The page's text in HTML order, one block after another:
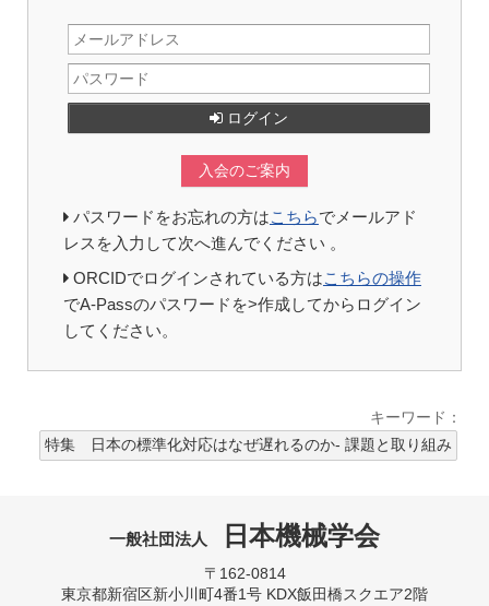
ログイン
入会のご案内
パスワードをお忘れの方はこちらでメールアド
レスを入力して次へ進んでください 。
ORCIDでログインされている方はこちらの操作
でA-Passのパスワードを>作成してからログイン
してください。
キーワード：
特集 日本の標準化対応はなぜ遅れるのか- 課題と取り組み
一般社団法人 日本機械学会
〒162-0814
東京都新宿区新小川町4番1号 KDX飯田橋スクエア2階